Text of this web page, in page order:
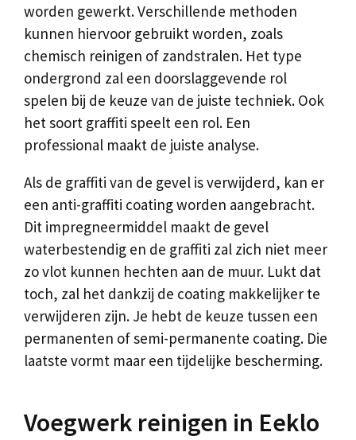
worden gewerkt. Verschillende methoden
kunnen hiervoor gebruikt worden, zoals
chemisch reinigen of zandstralen. Het type
ondergrond zal een doorslaggevende rol
spelen bij de keuze van de juiste techniek. Ook
het soort graffiti speelt een rol. Een
professional maakt de juiste analyse.
Als de graffiti van de gevel is verwijderd, kan er
een anti-graffiti coating worden aangebracht.
Dit impregneermiddel maakt de gevel
waterbestendig en de graffiti zal zich niet meer
zo vlot kunnen hechten aan de muur. Lukt dat
toch, zal het dankzij de coating makkelijker te
verwijderen zijn. Je hebt de keuze tussen een
permanenten of semi-permanente coating. Die
laatste vormt maar een tijdelijke bescherming.
Voegwerk reinigen in Eeklo